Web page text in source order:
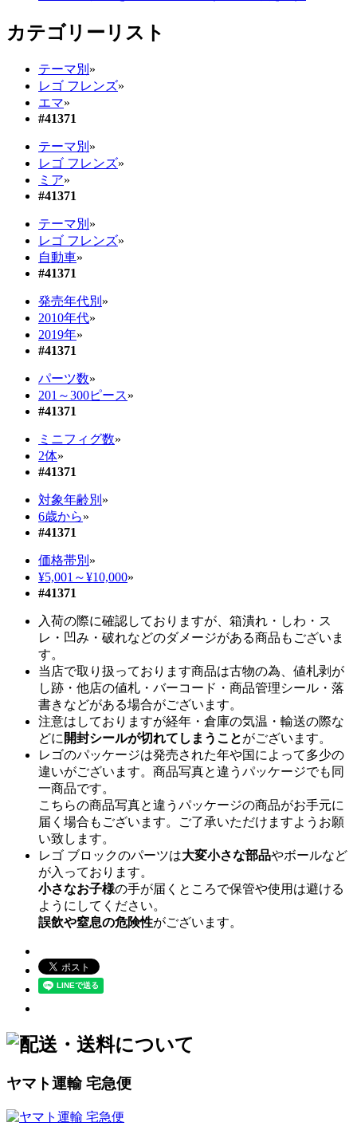
カテゴリーリスト
テーマ別 »
レゴ フレンズ»
エマ»
#41371
テーマ別 »
レゴ フレンズ»
ミア»
#41371
テーマ別 »
レゴ フレンズ»
自動車»
#41371
発売年代別 »
2010年代»
2019年»
#41371
パーツ数»
201～300ピース»
#41371
ミニフィグ数»
2体»
#41371
対象年齢別 »
6歳から»
#41371
価格帯別 »
¥5,001～¥10,000»
#41371
入荷の際に確認しておりますが、箱潰れ・しわ・ス
レ・凹み・破れなどのダメージがある商品もございま
す。
当店で取り扱っております商品は古物の為、値札剥が
し跡・他店の値札・バーコード・商品管理シール・落
書きなどがある場合がございます。
注意はしておりますが経年・倉庫の気温・輸送の際な
どに 開封シールが切れてしまうことがございます。
レゴのパッケージは発売された年や国によって多少の
違いがございます。商品写真と違うパッケージでも同
一商品です。
こちらの商品写真と違うパッケージの商品がお手元に
届く場合もございます。ご了承いただけますようお願
い致します。
レゴ ブロックのパーツは大変小さな部品やボールなど
が入っております。
小さなお子様の手が届くところで保管や使用は避ける
ようにしてください。
誤飲や窒息の危険性がございます。
ヤマト運輸 宅急便